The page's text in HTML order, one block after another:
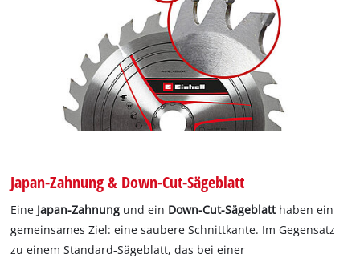
Japan-Zahnung & Down-Cut-Sägeblatt
Eine Japan-Zahnung und ein Down-Cut-Sägeblatthaben ein
gemeinsames Ziel: eine saubere Schnittkante. Im Gegensatz
zu einem Standard-Sägeblatt, das bei einer